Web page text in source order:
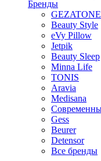
Бренды
GEZATONE
Beauty Style
eVy Pillow
Jetpik
Beauty Sleep
Minna Life
TONIS
Aravia
Medisana
Gess
Beurer
Detensor
Все бренды